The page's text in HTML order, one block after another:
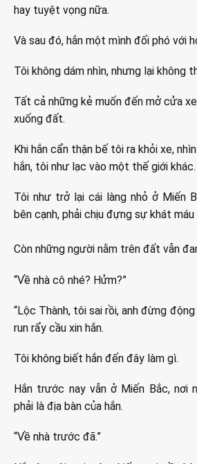
hay tuyệt vọng nữa.
Và sau đó, hắn một mình đối phó với
Tôi không dám nhìn, nhưng lại không
Tất cả những kẻ muốn đến mở cửa
xuống đất.
Khi hắn cẩn thận bế tôi ra khỏi xe,
hắn, tôi như lạc vào một thế giới khác.
Tôi như trở lại cái làng nhỏ ở Miến
bên cạnh, phải chịu đựng sự khát máu
Còn những người nằm trên đất vẫn
“Về nhà cô nhé? Hửm?”
“Lộc Thành, tôi sai rồi, anh đừng
run rẩy cầu xin hắn.
Tôi không biết hắn đến đây làm gì.
Hắn trước nay vẫn ở Miến Bắc, nơi
phải là địa bàn của hắn.
“Về nhà trước đã.”